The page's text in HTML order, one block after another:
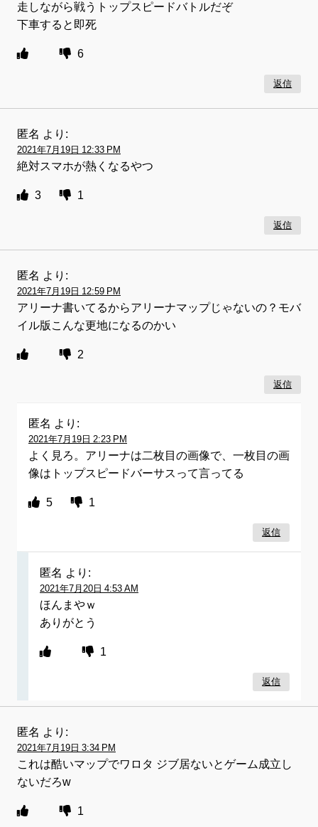
走しながら戦うトップスピードバトルだぞ
下車すると即死
6
返信
匿名 より:
2021年7月19日 12:33 PM
絶対スマホが熱くなるやつ
3 1
返信
匿名 より:
2021年7月19日 12:59 PM
アリーナ書いてるからアリーナマップじゃないの？モバ
イル版こんな更地になるのかい
2
返信
匿名 より:
2021年7月19日 2:23 PM
よく見ろ。アリーナは二枚目の画像で、一枚目の画
像はトップスピードバーサスって言ってる
5 1
返信
匿名 より:
2021年7月20日 4:53 AM
ほんまやｗ
ありがとう
1
返信
匿名 より:
2021年7月19日 3:34 PM
これは酷いマップでワロタ ジブ居ないとゲーム成立し
ないだろw
1